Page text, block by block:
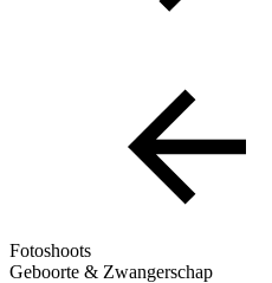
Fotoshoots
Geboorte & Zwangerschap